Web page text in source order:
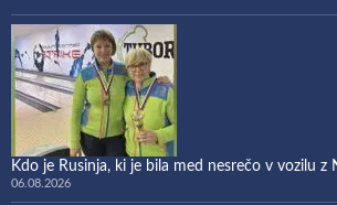
Kdo je Rusinja, ki je bila med nesrečo v vozilu z
06.08.2026